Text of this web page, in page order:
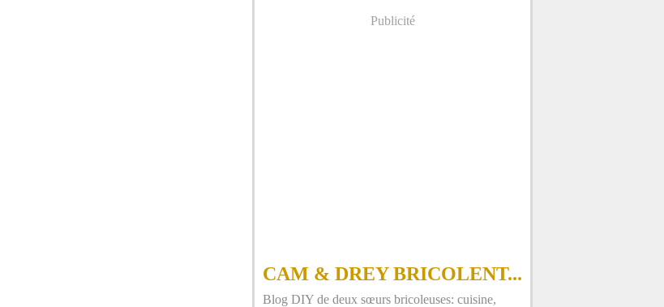
Publicité
CAM & DREY BRICOLENT...
Blog DIY de deux sœurs bricoleuses: cuisine,